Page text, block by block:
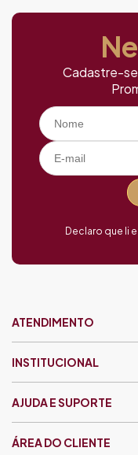
Cadastre-
Declaro que li
ATENDIMENTO
INSTITUCIONAL
AJUDA E SUPORTE
ÁREA DO CLIENTE